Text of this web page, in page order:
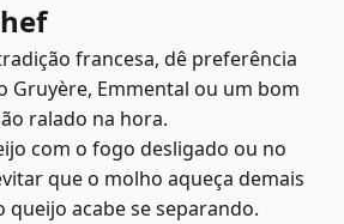
francesa, dê preferência
Gruyère, Emmental ou um bom
ralado na hora.
com o fogo desligado ou no
que o molho aqueça demais
queijo acabe se separando.